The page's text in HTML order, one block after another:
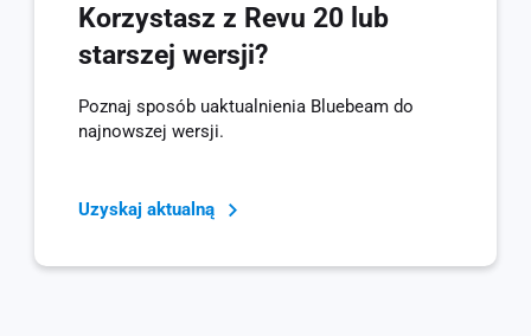
Korzystasz z Revu 20 lub
starszej wersji?
Poznaj sposób uaktualnienia Bluebeam do
najnowszej wersji.
Uzyskaj aktualną